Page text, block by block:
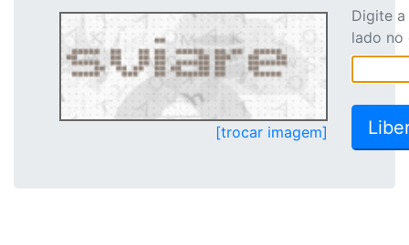
[trocar imagem]
Digite
lado no